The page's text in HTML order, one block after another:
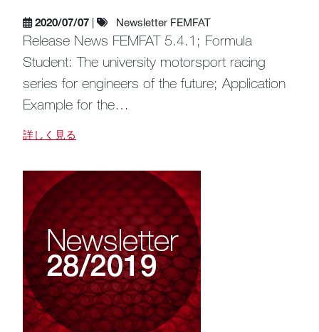
2020/07/07 | Newsletter FEMFAT
Release News FEMFAT 5.4.1; Formula
Student: The university motorsport racing
series for engineers of the future; Application
Example for the…
詳しく見る